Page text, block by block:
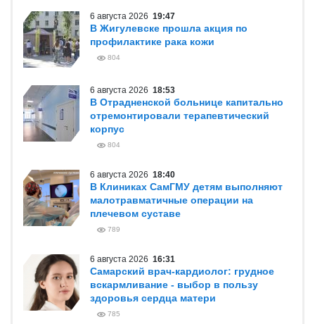
6 августа 2026 19:47
В Жигулевске прошла акция по
профилактике рака кожи
804
6 августа 2026 18:53
В Отрадненской больнице капитально
отремонтировали терапевтический
корпус
804
6 августа 2026 18:40
В Клиниках СамГМУ детям выполняют
малотравматичные операции на
плечевом суставе
789
6 августа 2026 16:31
Самарский врач-кардиолог: грудное
вскармливание - выбор в пользу
здоровья сердца матери
785